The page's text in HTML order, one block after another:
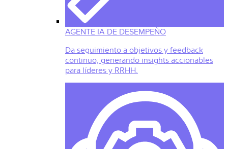
AGENTE IA DE DESEMPEÑO
Da seguimiento a objetivos y feedback
continuo, generando insights accionables
para líderes y RRHH.